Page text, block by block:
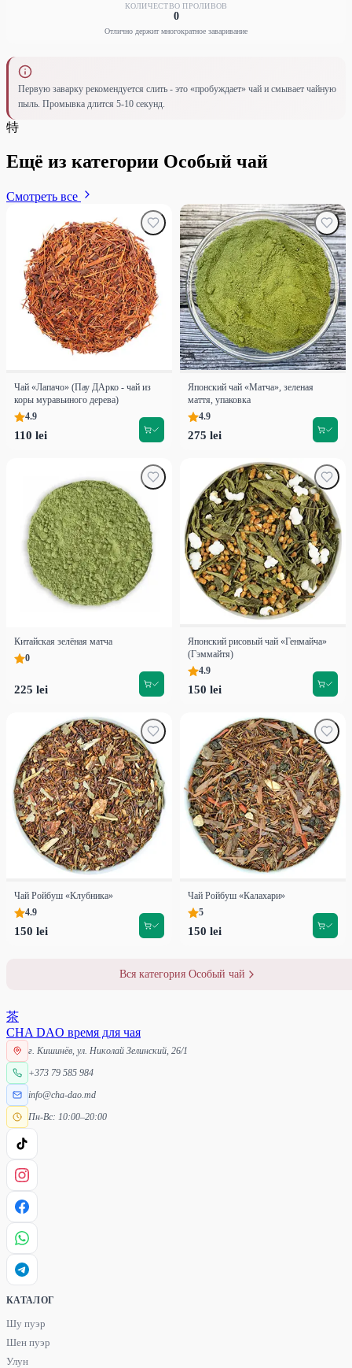
КОЛИЧЕСТВО ПРОЛИВОВ
0
Отлично держит многократное заваривание
Первую заварку рекомендуется слить - это «пробуждает» чай и смывает чайную
пыль. Промывка длится 5-10 секунд.
特
Ещё из категории Особый чай
Смотреть все
Чай «Лапачо» (Пау ДАрко - чай из
коры муравьиного дерева)
4.9
110 lei
Японский чай «Матча», зеленая
маття, упаковка
4.9
275 lei
Китайская зелёная матча
0
225 lei
Японский рисовый чай «Генмайча»
(Гэммайтя)
4.9
150 lei
Чай Ройбуш «Клубника»
4.9
150 lei
Чай Ройбуш «Калахари»
5
150 lei
Вся категория Особый чай
茶
CHA DAO время для чая
г. Кишинёв, ул. Николай Зелинский, 26/1
+373 79 585 984
info@cha-dao.md
Пн-Вс: 10:00–20:00
КАТАЛОГ
Шу пуэр
Шен пуэр
Улун